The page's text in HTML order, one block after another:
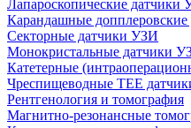
Лапароскопические датчики
Карандашные
Секторные датчики УЗИ
Монокристальные датчики
Катетерные
Чреспищеводные TEE
Рентгенология и томография
Магнитно-резонансные